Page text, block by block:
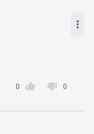


0  0